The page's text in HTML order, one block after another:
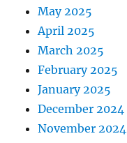
May 2025
April 2025
March 2025
February 2025
January 2025
December 2024
November 2024